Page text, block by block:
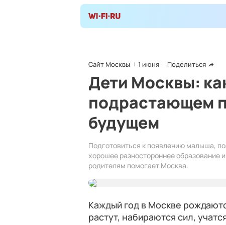
Сайт Москвы 1 июня Поделиться
Дети Москвы:
подрастающем
будущем
Подготовиться к появлению малыша,
хорошее разностороннее
родителям помогает Москва.
Каждый год в Москве
растут, набираются сил,